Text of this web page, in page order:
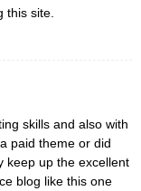
this site.
skills and also with
paid theme or did
keep up the excellent
blog like this one